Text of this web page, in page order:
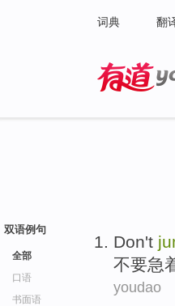
词典 翻
双语例句
全部
口语
书面语
Don't
不要急
youdao